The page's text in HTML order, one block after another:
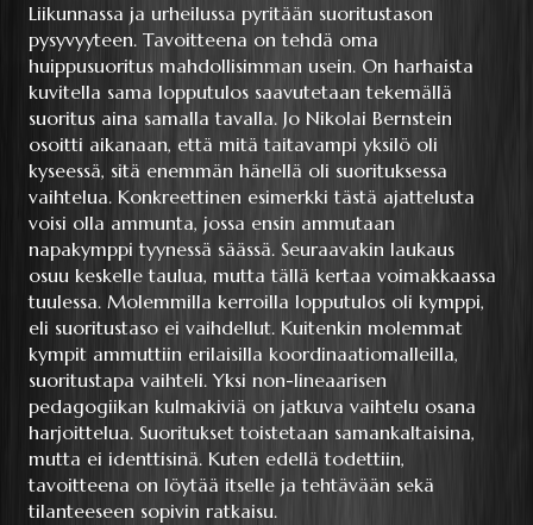
Liikunnassa ja urheilussa pyritään suoritustason
pysyvyyteen. Tavoitteena on tehdä oma
huippusuoritus mahdollisimman usein. On harhaista
kuvitella sama lopputulos saavutetaan tekemällä
suoritus aina samalla tavalla. Jo Nikolai Bernstein
osoitti aikanaan, että mitä taitavampi yksilö oli
kyseessä, sitä enemmän hänellä oli suorituksessa
vaihtelua. Konkreettinen esimerkki tästä ajattelusta
voisi olla ammunta, jossa ensin ammutaan
napakymppi tyynessä säässä. Seuraavakin laukaus
osuu keskelle taulua, mutta tällä kertaa voimakkaassa
tuulessa. Molemmilla kerroilla lopputulos oli kymppi,
eli suoritustaso ei vaihdellut. Kuitenkin molemmat
kympit ammuttiin erilaisilla koordinaatiomalleilla,
suoritustapa vaihteli. Yksi non-lineaarisen
pedagogiikan kulmakiviä on jatkuva vaihtelu osana
harjoittelua. Suoritukset toistetaan samankaltaisina,
mutta ei identtisinä. Kuten edellä todettiin,
tavoitteena on löytää itselle ja tehtävään sekä
tilanteeseen sopivin ratkaisu.